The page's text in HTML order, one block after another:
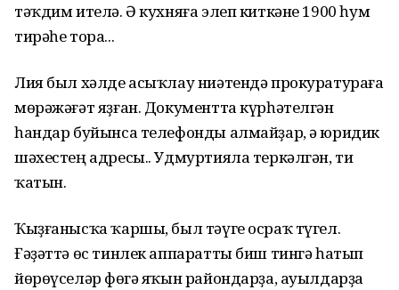
тәҡдим ителә. Ә кухняға элеп киткәне 1900 һум
тирәһе тора...
Лия был хәлде асыҡлау ниәтендә прокуратураға
мөрәжәғәт яҙған. Документта күрһәтелгән
һандар буйынса телефонды алмайҙар, ә юридик
шәхестең адресы.. Удмуртияла теркәлгән, ти
ҡатын.
Ҡыҙғанысҡа ҡаршы, был тәүге осраҡ түгел.
Ғәҙәттә өс тинлек аппаратты биш тингә һатып
йөрөүселәр Өфөгә яҡын райондарҙа, ауылдарҙа